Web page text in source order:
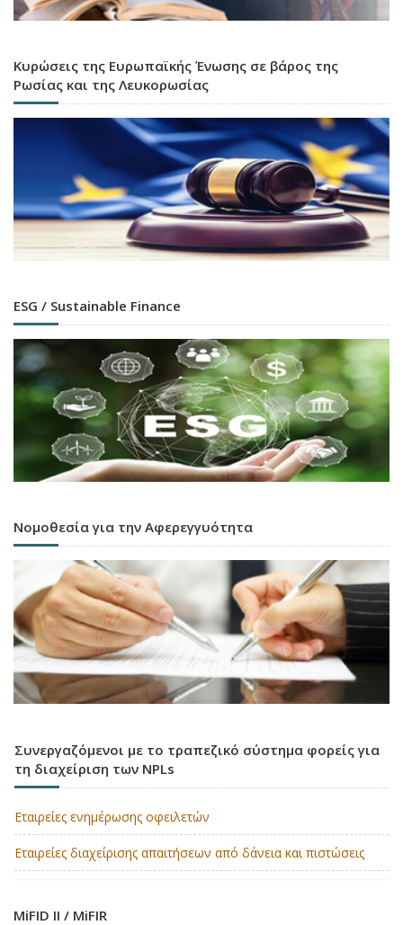
Κυρώσεις της Ευρωπαϊκής Ένωσης σε βάρος της
Ρωσίας και της Λευκορωσίας
ESG / Sustainable Finance
Νομοθεσία για την Αφερεγγυότητα
Συνεργαζόμενοι με το τραπεζικό σύστημα φορείς για
τη διαχείριση των NPLs
Εταιρείες ενημέρωσης οφειλετών
Εταιρείες διαχείρισης απαιτήσεων από δάνεια και πιστώσεις
MiFID II / MiFIR